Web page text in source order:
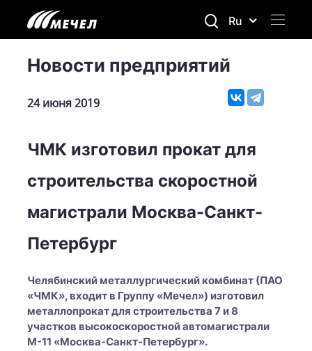
Ru
Новости предприятий
24 июня 2019
ЧМК изготовил прокат для
строительства скоростной
магистрали Москва-Санкт-
Петербург
Челябинский металлургический комбинат (ПАО
«ЧМК», входит в Группу «Мечел») изготовил
металлопрокат для строительства 7 и 8
участков высокоскоростной автомагистрали
М-11 «Москва-Санкт-Петербург».